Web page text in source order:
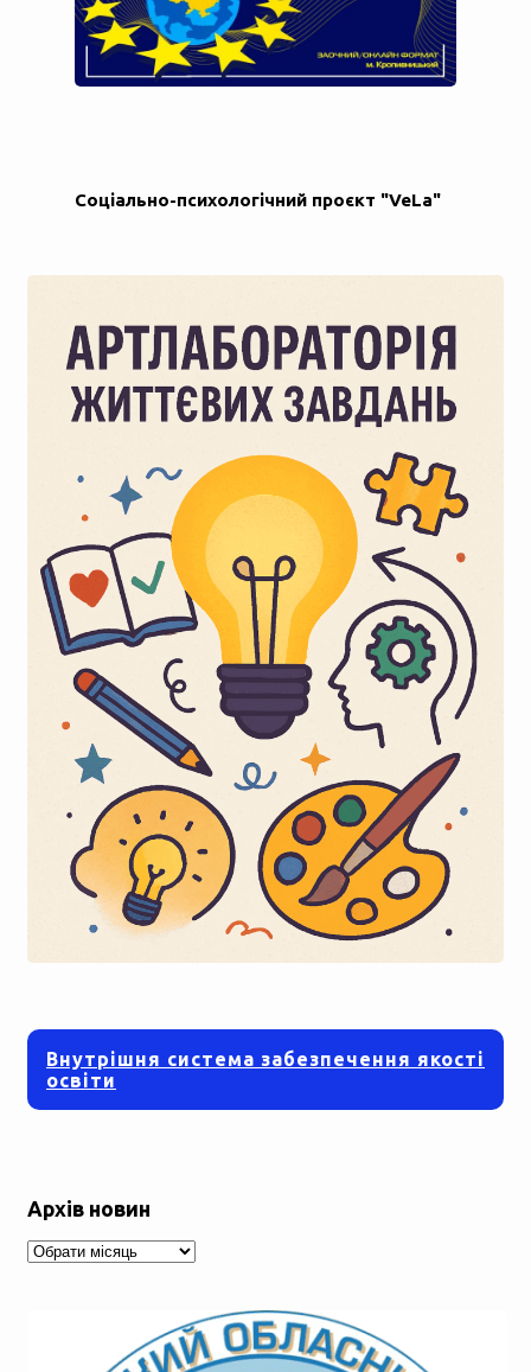
Соціально-психологічний проєкт "VeLa"
Внутрішня система забезпечення якості
освіти
Архів новин
Архів
новин